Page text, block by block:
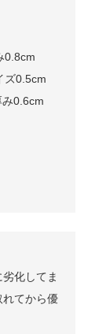
0.8cm
ズ0.5cm
0.6cm
化してま
れてから優